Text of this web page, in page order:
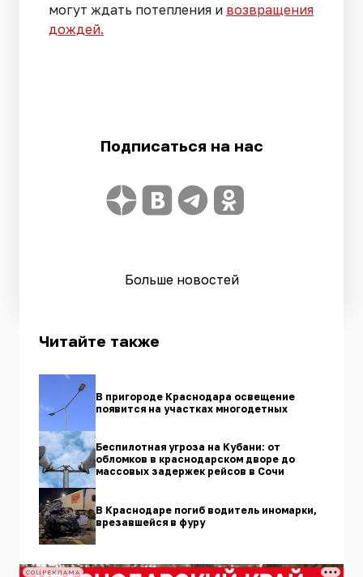
могут ждать потепления и возвращения
дождей.
Подписаться на нас
Больше новостей
Читайте также
В пригороде Краснодара освещение
появится на участках многодетных
Беспилотная угроза на Кубани: от
обломков в краснодарском дворе до
массовых задержек рейсов в Сочи
В Краснодаре погиб водитель иномарки,
врезавшейся в фуру
СОЦРЕКЛАМА